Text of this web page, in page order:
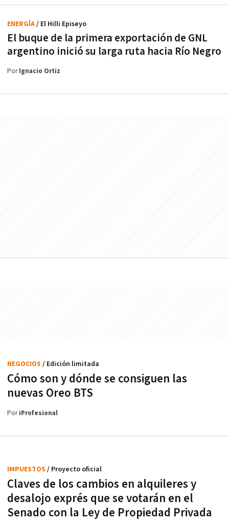
El buque de la primera exportación de GNL
argentino inició su larga ruta hacia Río Negro
ENERGÍA/ El Hilli Episeyo
PorIgnacio Ortiz
Cómo son y dónde se consiguen las
nuevas Oreo BTS
NEGOCIOS / Edición limitada
PoriProfesional
Claves de los cambios en alquileres y
desalojo exprés que se votarán en el
Senado con la Ley de Propiedad Privada
IMPUESTOS / Proyecto oficial